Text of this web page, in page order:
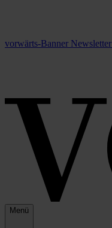
vorwärts-Banner Newsletter
Menü